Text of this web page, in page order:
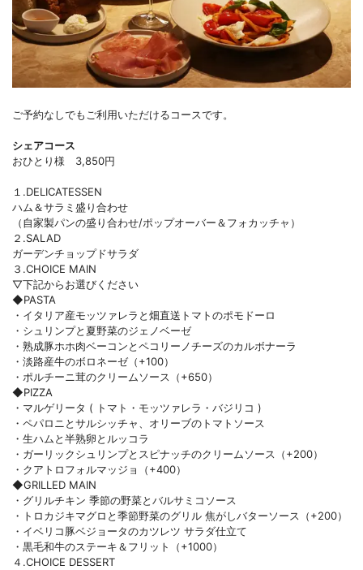
ご予約なしでもご利用いただけるコースです。
シェアコース
おひとり様 3,850円
１.DELICATESSEN
ハム＆サラミ盛り合わせ
（自家製パンの盛り合わせ/ポップオーバー＆フォカッチャ）
２.SALAD
ガーデンチョップドサラダ
３.CHOICE MAIN
▽下記からお選びください
◆PASTA
・イタリア産モッツァレラと畑直送トマトのポモドーロ
・シュリンプと夏野菜のジェノベーゼ
・熟成豚ホホ肉ベーコンとペコリーノチーズのカルボナーラ
・淡路産牛のボロネーゼ（+100）
・ポルチーニ茸のクリームソース（+650）
◆PIZZA
・マルゲリータ ( トマト・モッツァレラ・バジリコ )
・ペパロニとサルシッチャ、オリーブのトマトソース
・生ハムと半熟卵とルッコラ
・ガーリックシュリンプとスピナッチのクリームソース（+200）
・クアトロフォルマッジョ（+400）
◆GRILLED MAIN
・グリルチキン 季節の野菜とバルサミコソース
・トロカジキマグロと季節野菜のグリル 焦がしバターソース（+200）
・イベリコ豚ベジョータのカツレツ サラダ仕立て
・黒毛和牛のステーキ＆フリット（+1000）
４.CHOICE DESSERT